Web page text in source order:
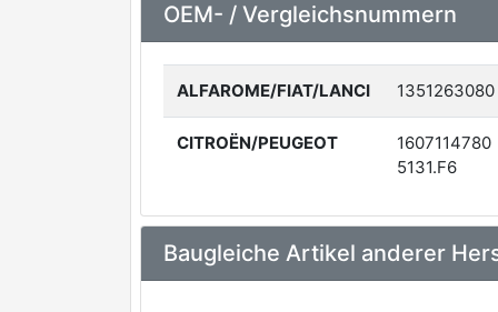
OEM- / Vergleichsnummern
ALFAROME/FIAT/LANCI 1351263080
CITROËN/PEUGEOT 1607114780
5131.F6
Baugleiche Artikel anderer